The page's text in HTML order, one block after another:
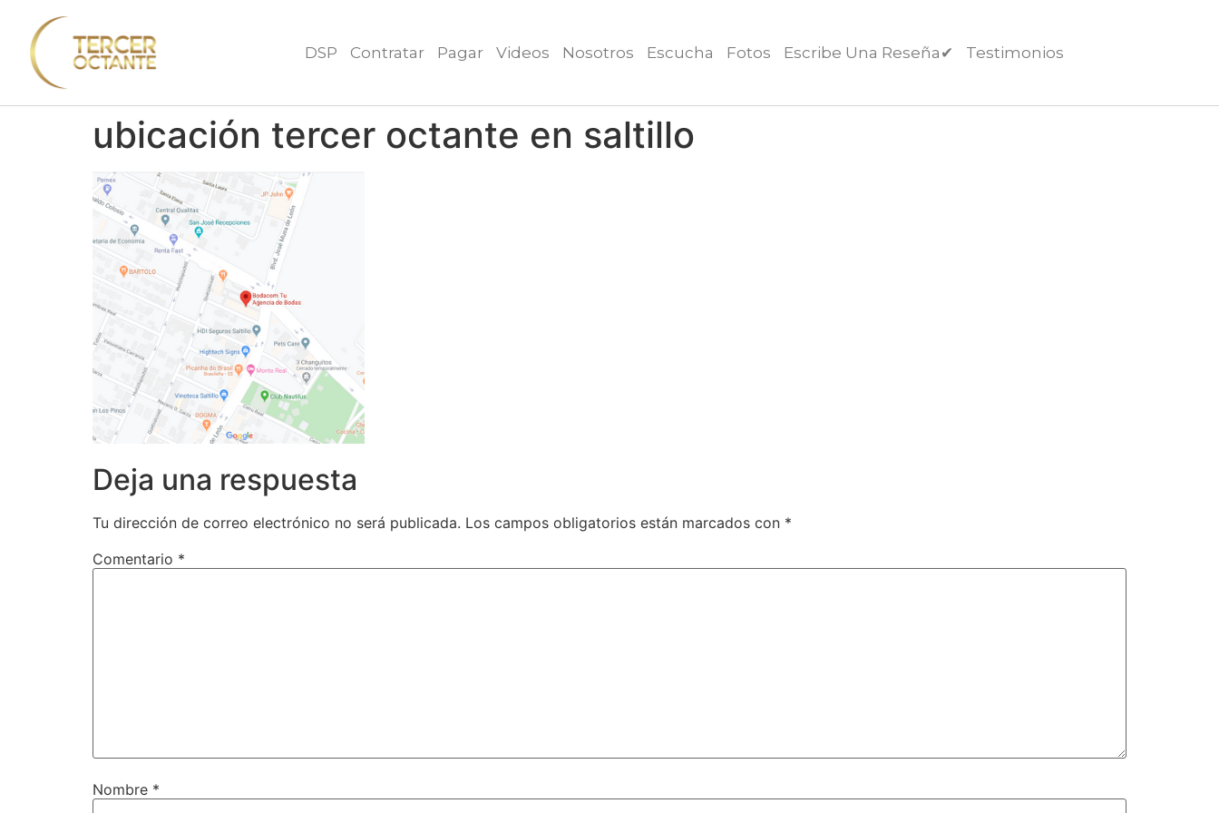
DSP Contratar Pagar Videos Nosotros Escucha Fotos Escribe Una Reseña✔︎ Testimonios
ubicación tercer octante en saltillo
Deja una respuesta
Tu dirección de correo electrónico no será publicada. Los campos obligatorios están marcados con *
Comentario *
Nombre *